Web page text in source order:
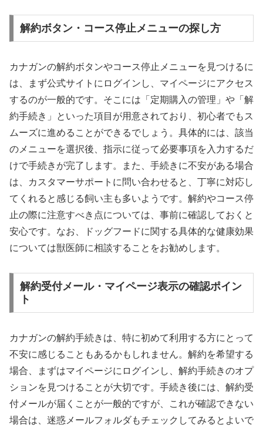
解約ボタン・コース停止メニューの探し方
カナガンの解約ボタンやコース停止メニューを見つけるに
は、まず公式サイトにログインし、マイページにアクセス
するのが一般的です。そこには「定期購入の管理」や「解
約手続き」といった項目が用意されており、初心者でもス
ムーズに進めることができるでしょう。具体的には、該当
のメニューを選択後、指示に従って必要事項を入力するだ
けで手続きが完了します。また、手続きに不安がある場合
は、カスタマーサポートに問い合わせると、丁寧に対応し
てくれると感じる飼い主も多いようです。解約やコース停
止の際に注意すべき点については、事前に確認しておくと
安心です。なお、ドッグフードに関する具体的な健康効果
については獣医師に相談することをお勧めします。
解約受付メール・マイページ表示の確認ポイン
ト
カナガンの解約手続きは、特に初めて利用する方にとって
不安に感じることもあるかもしれません。解約を希望する
場合、まずはマイページにログインし、解約手続きのオプ
ションを見つけることが大切です。手続き後には、解約受
付メールが届くことが一般的ですが、これが確認できない
場合は、迷惑メールフォルダもチェックしてみるとよいで